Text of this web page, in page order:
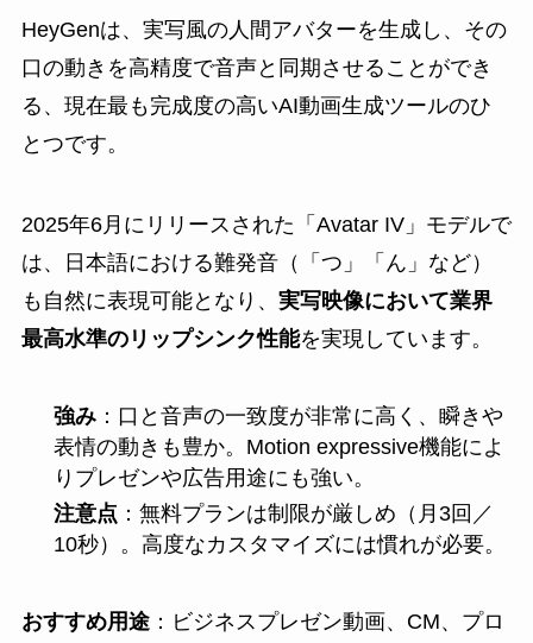
HeyGenは、実写風の人間アバターを生成し、その
口の動きを高精度で音声と同期させることができ
る、現在最も完成度の高いAI動画生成ツールのひ
とつです。
2025年6月にリリースされた「Avatar IV」モデルで
は、日本語における難発音（「つ」「ん」など）
も自然に表現可能となり、 実写映像において業界
最高水準のリップシンク性能を実現しています。
強み：口と音声の一致度が非常に高く、瞬きや
表情の動きも豊か。Motion expressive機能によ
りプレゼンや広告用途にも強い。
注意点 ：無料プランは制限が厳しめ（月3回／
10秒）。高度なカスタマイズには慣れが必要。
おすすめ用途：ビジネスプレゼン動画、CM、プロ